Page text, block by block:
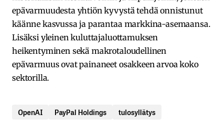
epävarmuudesta yhtiön kyvystä tehdä onnistunut
käänne kasvussa ja parantaa markkina-asemaansa.
Lisäksi yleinen kuluttajaluottamuksen
heikentyminen sekä makrotaloudellinen
epävarmuus ovat painaneet osakkeen arvoa koko
sektorilla.
OpenAI PayPal Holdings tulosyllätys